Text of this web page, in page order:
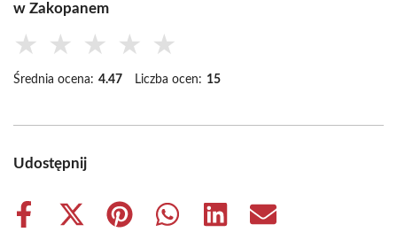
w Zakopanem
★ ★ ★ ★ ★
Średnia ocena: 4.47 Liczba ocen: 15
Udostępnij
Share
Share
Share
Share
Share
Share